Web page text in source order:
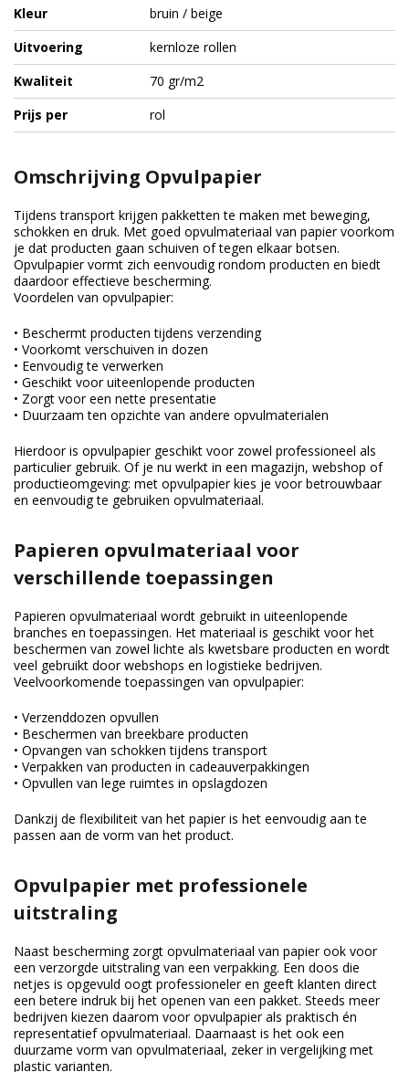
Kleur
bruin / beige
Uitvoering
kernloze rollen
Kwaliteit
70 gr/m2
Prijs per
rol
Omschrijving Opvulpapier
Tijdens transport krijgen pakketten te maken met beweging,
schokken en druk. Met goed opvulmateriaal van papier voorkom
je dat producten gaan schuiven of tegen elkaar botsen.
Opvulpapier vormt zich eenvoudig rondom producten en biedt
daardoor effectieve bescherming.
Voordelen van opvulpapier:
• Beschermt producten tijdens verzending
• Voorkomt verschuiven in dozen
• Eenvoudig te verwerken
• Geschikt voor uiteenlopende producten
• Zorgt voor een nette presentatie
• Duurzaam ten opzichte van andere opvulmaterialen
Hierdoor is opvulpapier geschikt voor zowel professioneel als
particulier gebruik. Of je nu werkt in een magazijn, webshop of
productieomgeving: met opvulpapier kies je voor betrouwbaar
en eenvoudig te gebruiken opvulmateriaal.
Papieren opvulmateriaal voor
verschillende toepassingen
Papieren opvulmateriaal wordt gebruikt in uiteenlopende
branches en toepassingen. Het materiaal is geschikt voor het
beschermen van zowel lichte als kwetsbare producten en wordt
veel gebruikt door webshops en logistieke bedrijven.
Veelvoorkomende toepassingen van opvulpapier:
• Verzenddozen opvullen
• Beschermen van breekbare producten
• Opvangen van schokken tijdens transport
• Verpakken van producten in cadeauverpakkingen
• Opvullen van lege ruimtes in opslagdozen
Dankzij de flexibiliteit van het papier is het eenvoudig aan te
passen aan de vorm van het product.
Opvulpapier met professionele
uitstraling
Naast bescherming zorgt opvulmateriaal van papier ook voor
een verzorgde uitstraling van een verpakking. Een doos die
netjes is opgevuld oogt professioneler en geeft klanten direct
een betere indruk bij het openen van een pakket. Steeds meer
bedrijven kiezen daarom voor opvulpapier als praktisch én
representatief opvulmateriaal. Daarnaast is het ook een
duurzame vorm van opvulmateriaal, zeker in vergelijking met
plastic varianten.